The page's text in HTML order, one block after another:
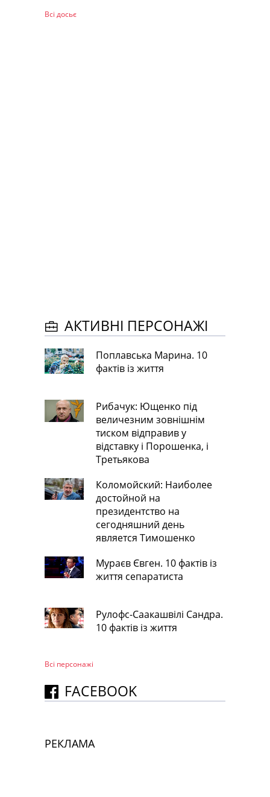
Всі досьє
АКТИВНІ ПЕРСОНАЖІ
Поплавська Марина. 10
фактів із життя
Рибачук: Ющенко під
величезним зовнішнім
тиском відправив у
відставку і Порошенка, і
Третьякова
Коломойский: Наиболее
достойной на
президентство на
сегодняшний день
является Тимошенко
Мураєв Євген. 10 фактів із
життя сепаратиста
Рулофс-Саакашвілі Сандра.
10 фактів із життя
Всі персонажi
FACEBOOK
РЕКЛАМА